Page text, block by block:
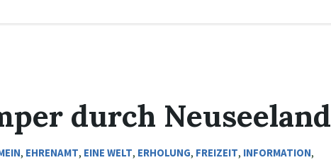
durch Neuseeland
, EHRENAMT, EINE WELT, ERHOLUNG, FREIZEIT, INFORMATION,